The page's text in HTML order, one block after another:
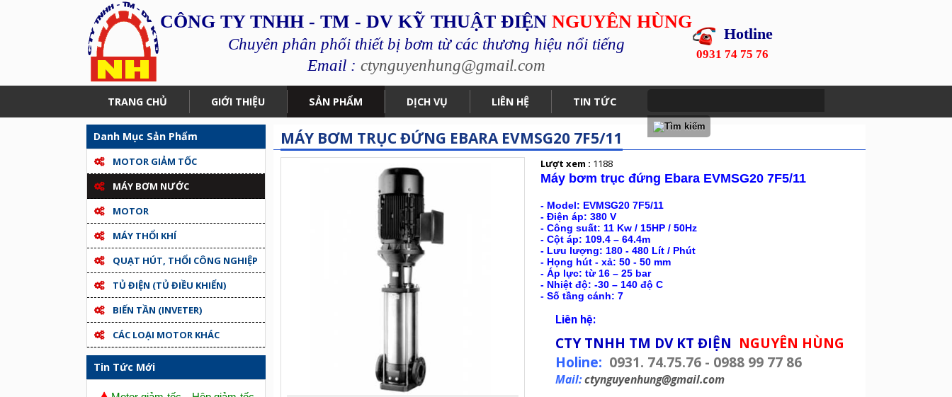
CÔNG TY TNHH - TM - DV KỸ THUẬT ĐIỆN NGUYÊN HÙNG
Chuyên phân phối thiết bị bơm từ các thương hiệu nổi tiếng
Email : ctynguyenhung@gmail.com
Hotline
0931 74 75 76
TRANG CHỦ GIỚI THIỆU SẢN PHẨM DỊCH VỤ LIÊN HỆ TIN TỨC
Danh Mục Sản Phẩm
MOTOR GIẢM TỐC
MÁY BƠM NƯỚC
MOTOR
MÁY THỔI KHÍ
QUẠT HÚT, THỔI CÔNG NGHIỆP
TỦ ĐIỆN (TỦ ĐIỀU KHIỂN)
BIẾN TẦN (INVETER)
CÁC LOẠI MOTOR KHÁC
Tin Tức Mới
MÁY BƠM TRỤC ĐỨNG EBARA EVMSG20 7F5/11
Lượt xem : 1188
Máy bơm trục đứng Ebara EVMSG20 7F5/11
- Model: EVMSG20 7F5/11
- Điện áp: 380 V
- Công suất: 11 Kw / 15HP / 50Hz
- Cột áp: 109.4 – 64.4m
- Lưu lượng: 180 - 480 Lít / Phút
- Họng hút - xả: 50 - 50 mm
- Áp lực: từ 16 – 25 bar
- Nhiệt độ: -30 – 140 độ C
- Số tầng cánh: 7
Liên hệ:
CTY TNHH TM DV KT ĐIỆN NGUYÊN HÙNG
Holine: 0931. 74.75.76 - 0988 99 77 86
Mail:ctynguyenhung@gmail.com